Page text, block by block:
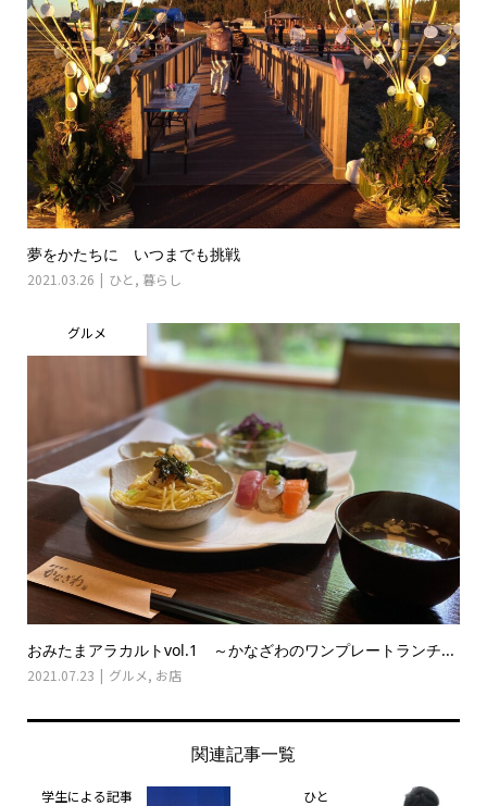
夢をかたちに いつまでも挑戦
2021.03.26 ひと , 暮らし
グルメ
おみたまアラカルトvol.1 ～かなざわのワンプレートランチ...
2021.07.23 グルメ, お店
関連記事一覧
学生による記事 ひと